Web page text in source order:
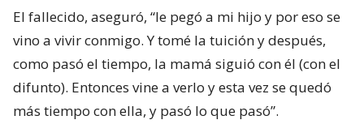
El fallecido, aseguró, “le pegó a mi hijo y por eso se
vino a vivir conmigo. Y tomé la tuición y después,
como pasó el tiempo, la mamá siguió con él (con el
difunto). Entonces vine a verlo y esta vez se quedó
más tiempo con ella, y pasó lo que pasó”.